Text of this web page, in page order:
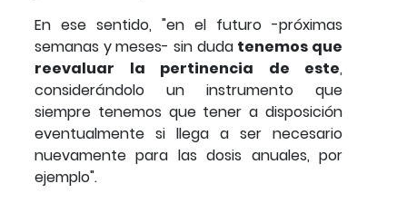
En ese sentido, "en el futuro -próximas
semanas y meses- sin duda tenemos que
reevaluar la pertinencia de este,
considerándolo un instrumento que
siempre tenemos que tener a disposición
eventualmente si llega a ser necesario
nuevamente para las dosis anuales, por
ejemplo".